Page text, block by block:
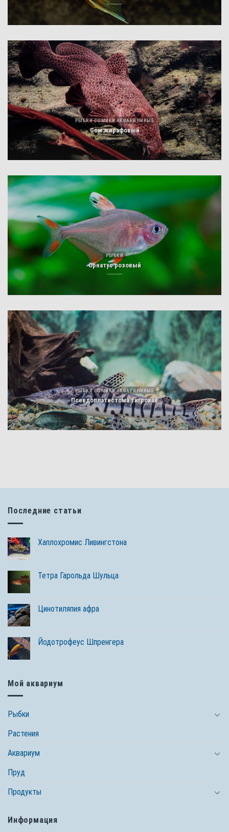
РЫБКИ СОМИКИ АКВАРИУМНЫЕ
Сом жирафовый
РЫБКИ
Орнатус розовый
РЫБКИ СОМИКИ АКВАРИУМНЫЕ
Псевдоплатистома тигровая
Последние статьи
Хаплохромис Ливингстона
Тетра Гарольда Шульца
Цинотиляпия афра
Йодотрофеус Шпренгера
Мой аквариум
Рыбки
Растения
Аквариум
Пруд
Продукты
Информация